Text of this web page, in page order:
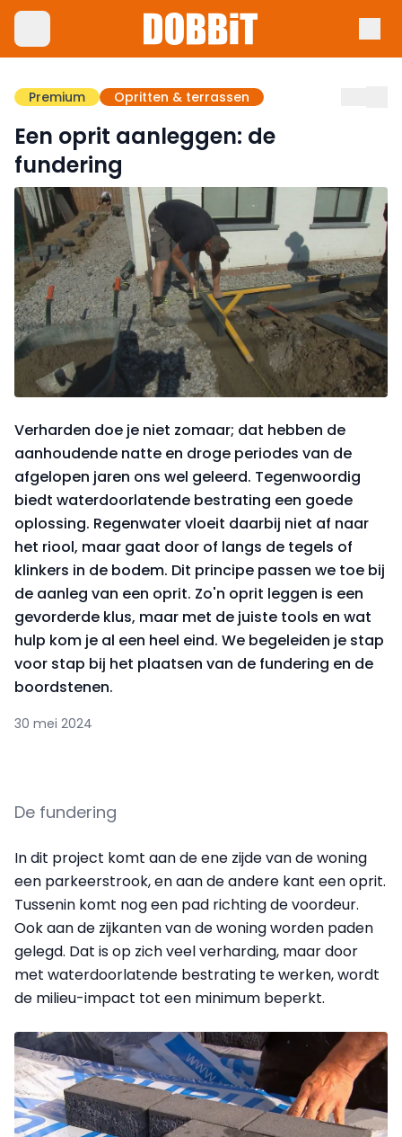
Premium Opritten & terrassen
Een oprit aanleggen: de
fundering
Verharden doe je niet zomaar; dat hebben de
aanhoudende natte en droge periodes van de
afgelopen jaren ons wel geleerd. Tegenwoordig
biedt waterdoorlatende bestrating een goede
oplossing. Regenwater vloeit daarbij niet af naar
het riool, maar gaat door of langs de tegels of
klinkers in de bodem. Dit principe passen we toe bij
de aanleg van een oprit. Zo'n oprit leggen is een
gevorderde klus, maar met de juiste tools en wat
hulp kom je al een heel eind. We begeleiden je stap
voor stap bij het plaatsen van de fundering en de
boordstenen.
30 mei 2024
De fundering
In dit project komt aan de ene zijde van de woning
een parkeerstrook, en aan de andere kant een oprit.
Tussenin komt nog een pad richting de voordeur.
Ook aan de zijkanten van de woning worden paden
gelegd. Dat is op zich veel verharding, maar door
met waterdoorlatende bestrating te werken, wordt
de milieu-impact tot een minimum beperkt.